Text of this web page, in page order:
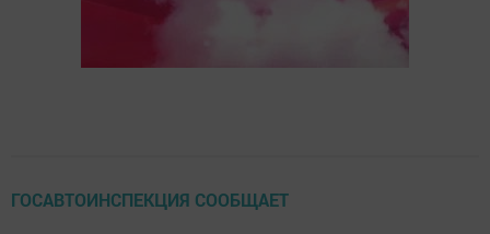
ГОСАВТОИНСПЕКЦИЯ СООБЩАЕТ